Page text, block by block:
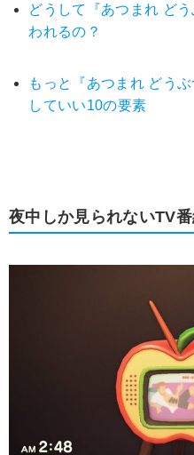
どうして『あつまれ ど
われるの？
もっと『あつまれ どう
していい10の要素
夜中しか見られないTV番